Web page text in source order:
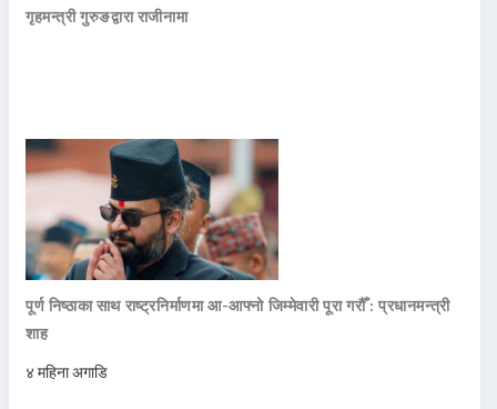
गृहमन्त्री गुरुङद्वारा राजीनामा
पूर्ण निष्ठाका साथ राष्ट्रनिर्माणमा आ-आफ्नो जिम्मेवारी पूरा गरौँ : प्रधानमन्त्री
शाह
४ महिना अगाडि